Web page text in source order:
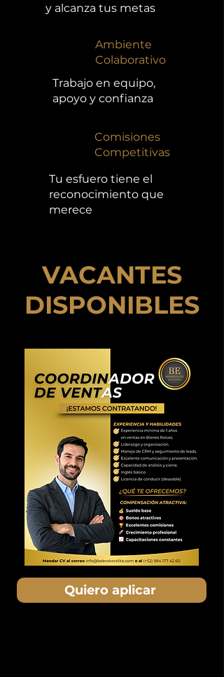
y alcanza tus metas
Ambiente
Colaborativo
Trabajo en equipo,
apoyo y confianza
Comisiones
Competitivas
Tu esfuero tiene el
reconocimiento que
merece
VACANTES
DISPONIBLES
Quiero aplicar